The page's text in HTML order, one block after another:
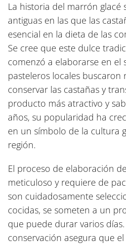
La historia del marrón glacé
antiguas en las que las
esencial en la dieta de las
Se cree que este dulce
comenzó a elaborarse en el
pasteleros locales buscaron
conservar las castañas y
producto más atractivo y
años, su popularidad ha
en un símbolo de la cultura
región.
El proceso de elaboración
meticuloso y requiere de
son cuidadosamente
cocidas, se someten a un
que puede durar varios
conservación asegura que